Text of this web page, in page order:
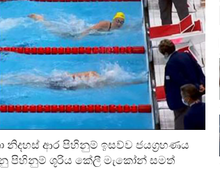
නිදහස් ආර පිහිනුම් ඉසව්ව ජයග්‍රහණය
පිහිනුම් ශූරිය කේලී මැකෝන් සමත්